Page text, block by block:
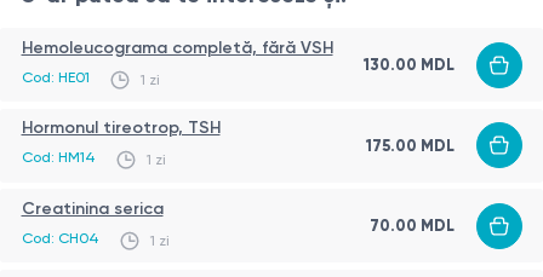
stabilirea pașilor preoperatorii, dacă este cazul
recomandarea investigațiilor suplimentare
necesare
Hemoleucograma completă, fără VSH
Cod: HE01 1 zi
130.00 MDL
Hormonul tireotrop, TSH
Cod: HM14 1 zi
175.00 MDL
Creatinina serica
Cod: CH04 1 zi
70.00 MDL